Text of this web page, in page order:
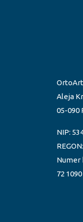
Aleja
05-090
NIP:
Numer
72